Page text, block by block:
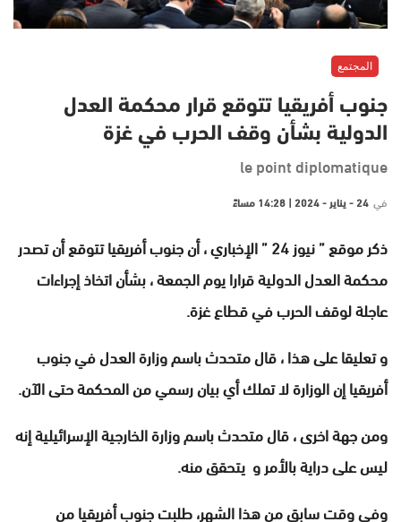
المجتمع
جنوب أفريقيا تتوقع قرار محكمة العدل
الدولية بشأن وقف الحرب في غزة
le point diplomatique
في 24 - يناير - 2024 | 14:28 مساءً
ذكر موقع ” نيوز 24 ” الإخباري ، أن جنوب أفريقيا تتوقع أن تصدر
محكمة العدل الدولية قرارا يوم الجمعة ، بشأن اتخاذ إجراءات
عاجلة لوقف الحرب في قطاع غزة.
و تعليقا على هذا ، قال متحدث باسم وزارة العدل في جنوب
أفريقيا إن الوزارة لا تملك أي بيان رسمي من المحكمة حتى الآن.
ومن جهة اخرى ، قال متحدث باسم وزارة الخارجية الإسرائيلية إنه
ليس على دراية بالأمر و يتحقق منه.
وفي وقت سابق من هذا الشهر، طلبت جنوب أفريقيا من